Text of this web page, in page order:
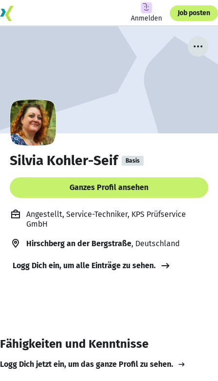
Anmelden
Job posten
Silvia Kohler-Seif Basis
Ganzes Profil ansehen
Angestellt, Service-Techniker, KPS Prüfservice
GmbH
Hirschberg an der Bergstraße, Deutschland
Logg Dich ein, um alle Einträge zu sehen.
Fähigkeiten und Kenntnisse
Logg Dich jetzt ein, um das ganze Profil zu sehen.